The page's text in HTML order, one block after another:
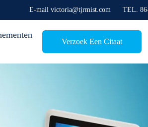
E-mail victoria@tjrmist.com TEL.
Verzoek Een Citaat